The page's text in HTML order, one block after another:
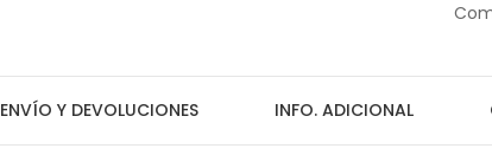
ENVÍO Y DEVOLUCIONES INFO. ADICIONAL